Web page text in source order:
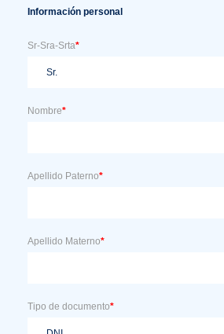
Información personal
Sr-Sra-Srta*
Nombre*
Apellido Paterno*
Apellido Materno*
Tipo de documento*